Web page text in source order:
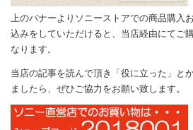
上のバナーよりソニーストアでの商品購入
込みをしていただけると、当店経由にてご
なります。
当店の記事を読んで頂き「役に立った」と
ましたら、ぜひご協力をお願い致します。